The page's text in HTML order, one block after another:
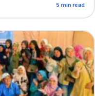
5 min read